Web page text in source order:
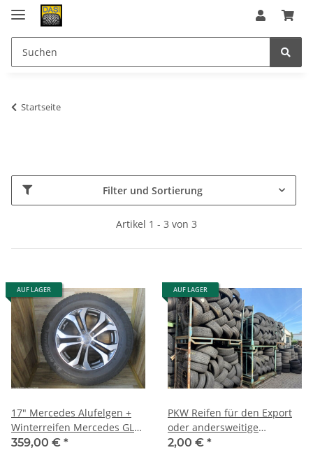
Startseite
Filter und Sortierung
Artikel 1 - 3 von 3
AUF LAGER
17" Mercedes Alufelgen +
Winterreifen Mercedes GLC
(X253)
359,00 € *
AUF LAGER
PKW Reifen für den Export
oder andersweitige
Benutzung
2,00 € *